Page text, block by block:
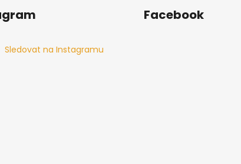
Sledovat na Instagramu
Facebook